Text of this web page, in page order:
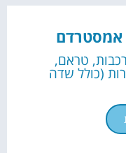
אמסטרדם
טראם,
(כולל שדה